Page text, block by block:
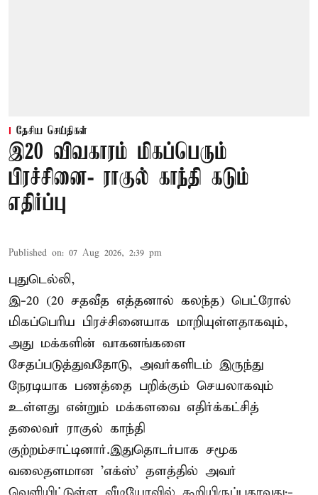
தேசிய செய்திகள்
இ20 விவகாரம் மிகப்பெரும்
பிரச்சினை- ராகுல் காந்தி கடும்
எதிர்ப்பு
Published on: 07 Aug 2026, 2:39 pm
புதுடெல்லி,
இ-20 (20 சதவீத எத்தனால் கலந்த) பெட்ரோல்
மிகப்பெரிய பிரச்சினையாக மாறியுள்ளதாகவும்,
அது மக்களின் வாகனங்களை
சேதப்படுத்துவதோடு, அவர்களிடம் இருந்து
நேரடியாக பணத்தை பறிக்கும் செயலாகவும்
உள்ளது என்றும் மக்களவை எதிர்க்கட்சித்
தலைவர் ராகுல் காந்தி
குற்றம்சாட்டினார்.இதுதொடர்பாக சமூக
வலைதளமான 'எக்ஸ்' தளத்தில் அவர்